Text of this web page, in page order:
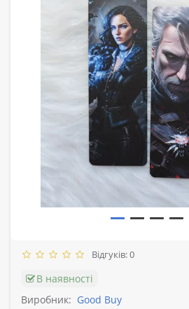
Відгуків: 0
В наявності
Виробник: Good Buy